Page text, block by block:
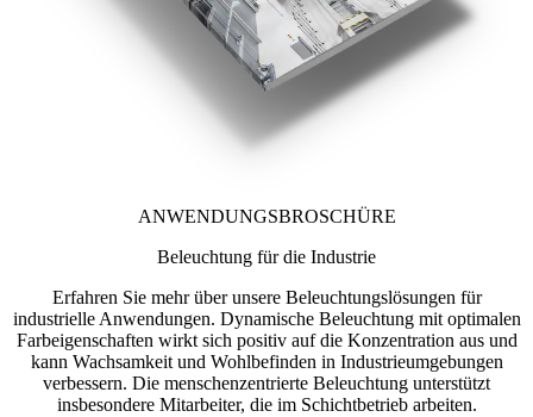
ANWENDUNGSBROSCHÜRE
Beleuchtung für die Industrie
Erfahren Sie mehr über unsere Beleuchtungslösungen für
industrielle Anwendungen. Dynamische Beleuchtung mit optimalen
Farbeigenschaften wirkt sich positiv auf die Konzentration aus und
kann Wachsamkeit und Wohlbefinden in Industrieumgebungen
verbessern. Die menschenzentrierte Beleuchtung unterstützt
insbesondere Mitarbeiter, die im Schichtbetrieb arbeiten.